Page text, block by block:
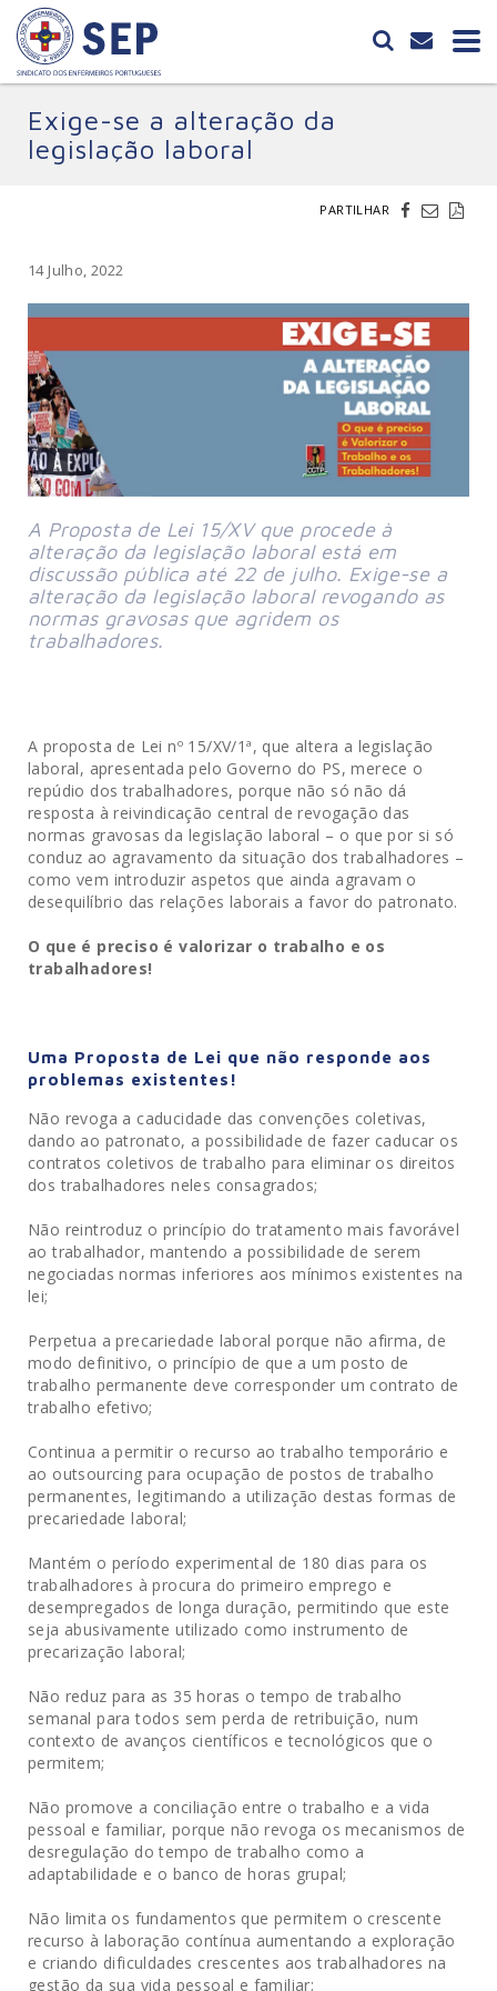
Exige-se a alteração da
legislação laboral
PARTILHAR
14 Julho, 2022
A Proposta de Lei 15/XV que procede à
alteração da legislação laboral está em
discussão pública até 22 de julho. Exige-se a
alteração da legislação laboral revogando as
normas gravosas que agridem os
trabalhadores.
A proposta de Lei nº 15/XV/1ª, que altera a legislação
laboral, apresentada pelo Governo do PS, merece o
repúdio dos trabalhadores, porque não só não dá
resposta à reivindicação central de revogação das
normas gravosas da legislação laboral – o que por si só
conduz ao agravamento da situação dos trabalhadores –
como vem introduzir aspetos que ainda agravam o
desequilíbrio das relações laborais a favor do patronato.
O que é preciso é valorizar o trabalho e os
trabalhadores!
Uma Proposta de Lei que não responde aos
problemas existentes!
Não revoga a caducidade das convenções coletivas,
dando ao patronato, a possibilidade de fazer caducar os
contratos coletivos de trabalho para eliminar os direitos
dos trabalhadores neles consagrados;
Não reintroduz o princípio do tratamento mais favorável
ao trabalhador, mantendo a possibilidade de serem
negociadas normas inferiores aos mínimos existentes na
lei;
Perpetua a precariedade laboral porque não afirma, de
modo definitivo, o princípio de que a um posto de
trabalho permanente deve corresponder um contrato de
trabalho efetivo;
Continua a permitir o recurso ao trabalho temporário e
ao outsourcing para ocupação de postos de trabalho
permanentes, legitimando a utilização destas formas de
precariedade laboral;
Mantém o período experimental de 180 dias para os
trabalhadores à procura do primeiro emprego e
desempregados de longa duração, permitindo que este
seja abusivamente utilizado como instrumento de
precarização laboral;
Não reduz para as 35 horas o tempo de trabalho
semanal para todos sem perda de retribuição, num
contexto de avanços científicos e tecnológicos que o
permitem;
Não promove a conciliação entre o trabalho e a vida
pessoal e familiar, porque não revoga os mecanismos de
desregulação do tempo de trabalho como a
adaptabilidade e o banco de horas grupal;
Não limita os fundamentos que permitem o crescente
recurso à laboração contínua aumentando a exploração
e criando dificuldades crescentes aos trabalhadores na
gestão da sua vida pessoal e familiar;